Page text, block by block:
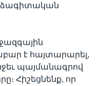
է հայտարարել,
պայմանագրով
Հիշեցնենք, որ